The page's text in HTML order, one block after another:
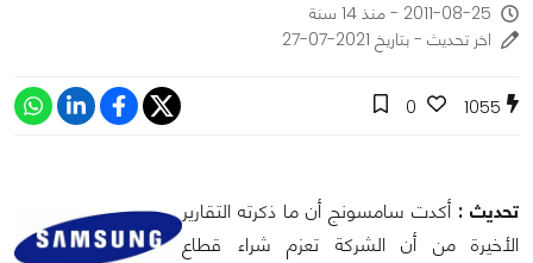
2011-08-25 - منذ 14 سنة
اخر تحديث - بتاريخ 2021-07-27
1055
0
تحديث : أكدت سامسونج أن ما ذكرته التقارير
الأخيرة من أن الشركة تعزم شراء قطاع